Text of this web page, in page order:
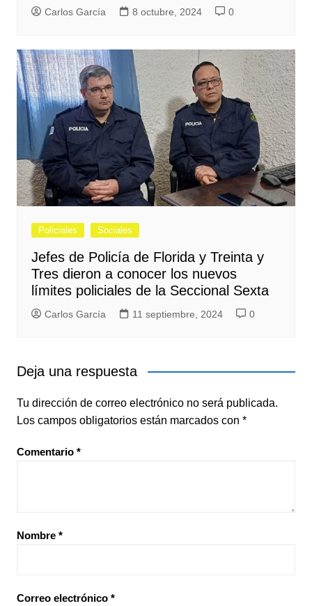
Carlos García 8 octubre, 2024 0
Policiales Sociales
Jefes de Policía de Florida y Treinta y
Tres dieron a conocer los nuevos
límites policiales de la Seccional Sexta
Carlos García 11 septiembre, 2024 0
Deja una respuesta
Tu dirección de correo electrónico no será publicada.
Los campos obligatorios están marcados con *
Comentario *
Nombre *
Correo electrónico *